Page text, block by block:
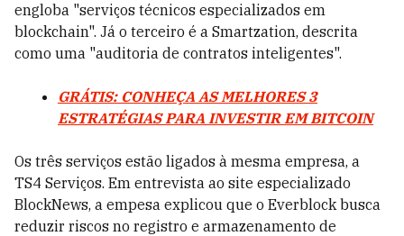
engloba "serviços técnicos especializados em
blockchain". Já o terceiro é a Smartzation, descrita
como uma "auditoria de contratos inteligentes".
GRÁTIS: CONHEÇA AS MELHORES 3
ESTRATÉGIAS PARA INVESTIR EM BITCOIN
Os três serviços estão ligados à mesma empresa, a
TS4 Serviços. Em entrevista ao site especializado
BlockNews, a empesa explicou que o Everblock busca
reduzir riscos no registro e armazenamento de